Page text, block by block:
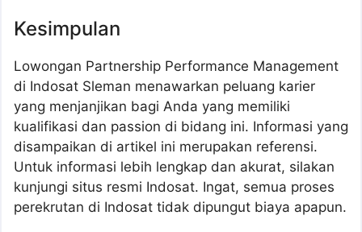
Kesimpulan
Lowongan Partnership Performance Management
di Indosat Sleman menawarkan peluang karier
yang menjanjikan bagi Anda yang memiliki
kualifikasi dan passion di bidang ini. Informasi yang
disampaikan di artikel ini merupakan referensi.
Untuk informasi lebih lengkap dan akurat, silakan
kunjungi situs resmi Indosat. Ingat, semua proses
perekrutan di Indosat tidak dipungut biaya apapun.